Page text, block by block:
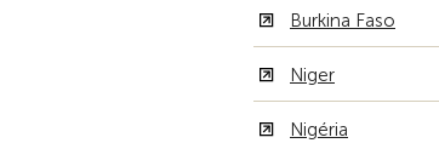
Burkina Faso
Niger
Nigéria